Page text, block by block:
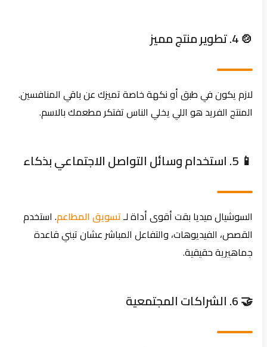
لازم يكون في طبق أو نكهة خاصة تميزك عن باقي المنافسين.
المنتج الفريد هو اللي يخلي الناس تفتكر مطعمك بالاسم.
السوشيال ميديا بقت أقوى أداة لـتسويق المطاعم. استخدم
القصص، الفيديوهات، والتفاعل المباشر عشان تبني قاعدة
جماهيرية حقيقية.